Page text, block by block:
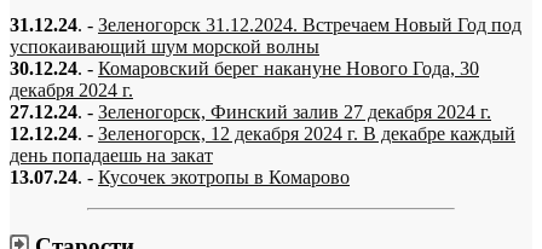
31.12.24. - Зеленогорск 31.12.2024. Встречаем Новый Год под
успокаивающий шум морской волны
30.12.24. - Комаровский берег накануне Нового Года, 30
декабря 2024 г.
27.12.24. - Зеленогорск, Финский залив 27 декабря 2024 г.
12.12.24. - Зеленогорск, 12 декабря 2024 г. В декабре каждый
день попадаешь на закат
13.07.24. - Кусочек экотропы в Комарово